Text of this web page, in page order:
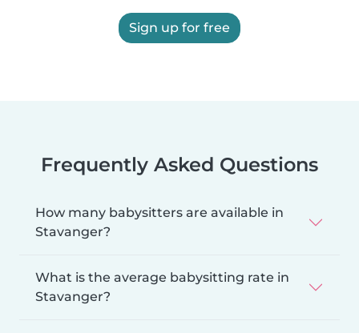
Sign up for free
Frequently Asked Questions
How many babysitters are available in
Stavanger?
What is the average babysitting rate in
Stavanger?